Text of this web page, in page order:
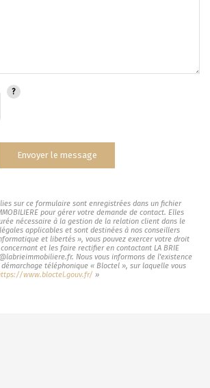
Envoyer le message
sur ce formulaire sont enregistrées dans un fichier
pour gérer votre demande de contact. Elles
nécessaire à la gestion de la relation client dans le
applicables et sont destinées à nos conseillers
et libertés », vous pouvez exercer votre droit
et les faire rectifier en contactant LA BRIE
Nous vous informons de l'existence
téléphonique « Bloctel », sur laquelle vous
www.bloctel.gouv.fr/ »